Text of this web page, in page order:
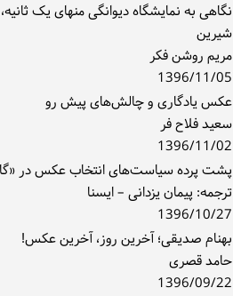
نگاهی به نمایشگاه دیوانگی منهای یک
شیرین
مریم روشن فکر
1396/11/05
عکس یادگاری و چالش‌های پیش رو
سعید فلاح فر
1396/11/02
پشت پرده سیاست‌های انتخاب عکس‌ در
ترجمه: پیمان یزدانی – ایسنا
1396/10/27
بهنام صدیقی؛ آخرین روز، آخرین عکس!
حامد قصری
1396/09/22